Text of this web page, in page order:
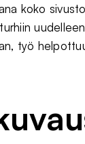
koko
työ